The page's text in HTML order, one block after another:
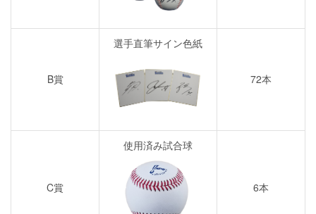
B賞
選手直筆サイン色紙
72本
C賞
使用済み試合球
6本